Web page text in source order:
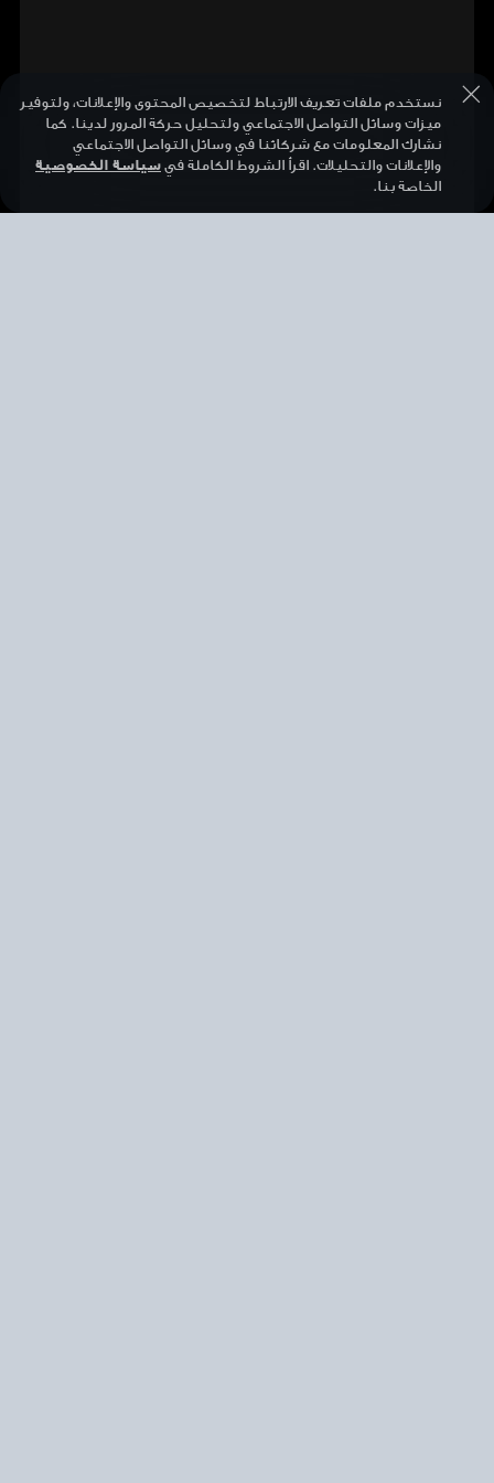
نستخدم ملفات تعريف الارتباط لتخصيص المحتوى والإعلانات، ولتوفير
ميزات وسائل التواصل الاجتماعي ولتحليل حركة المرور لدينا. كما
نشارك المعلومات مع شركائنا في وسائل التواصل الاجتماعي
والإعلانات والتحليلات. اقرأ الشروط الكاملة فيسياسة الخصوصية
الخاصة بنا.